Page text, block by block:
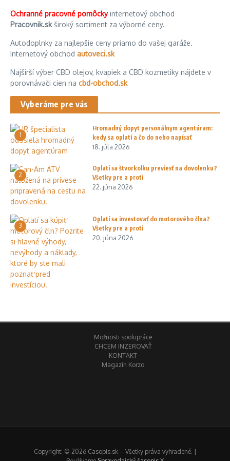
Ochranné pracovné pomôckyinternetový obchod
Pracovnik.skširoký sortiment za výborné ceny.
Autodoplnky za najlepšie ceny priamo do vašej garáže.
Internetový obchod autoveci.sk
Najširší výber CBD olejov, kvapiek a CBD kozmetiky nájdete v
porovnávači cien na cbd-obchod.sk
Vyberáme pre vás
1
Hromadný dopyt personálnym agentúram:
kedy sa oplatí a čo do neho napísať
18. júla 2026
2
Oplatí sa štvorkolku previesť na dovolenku?
Všetky pre a proti
22. júna 2026
3
Oplatí sa investovať do motorového člna?
Všetky pre a proti
20. júna 2026
Možnosti spolupráce
CHCEM INZEROVAŤ
KONTAKT
Magazín Korzo
Copyright: © 2026 Casopis.sk – Všetky práva vyhradené. |